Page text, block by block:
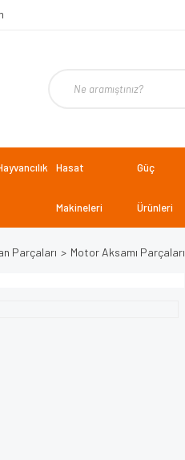
Hasat
Makineleri
Güç
Ürünleri
Parçaları Motor Aksamı Parçaları